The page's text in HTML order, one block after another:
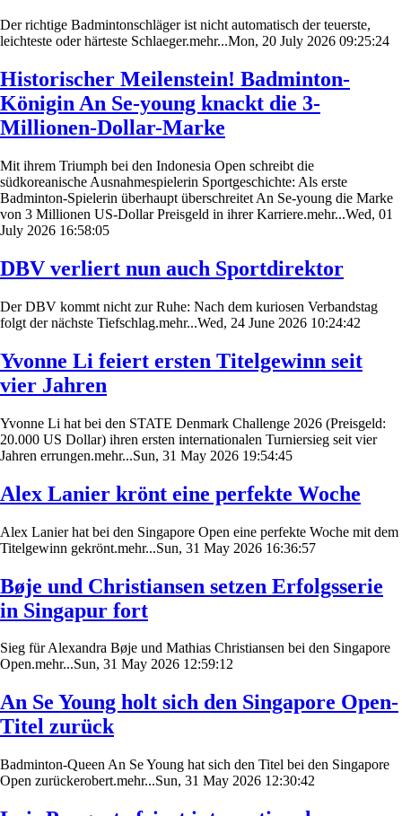
Der richtige Badmintonschläger ist nicht automatisch der teuerste,
leichteste oder härteste Schlaeger.mehr...Mon, 20 July 2026 09:25:24
Historischer Meilenstein! Badminton-
Königin An Se-young knackt die 3-
Millionen-Dollar-Marke
Mit ihrem Triumph bei den Indonesia Open schreibt die
südkoreanische Ausnahmespielerin Sportgeschichte: Als erste
Badminton-Spielerin überhaupt überschreitet An Se-young die Marke
von 3 Millionen US-Dollar Preisgeld in ihrer Karriere.mehr...Wed, 01
July 2026 16:58:05
DBV verliert nun auch Sportdirektor
Der DBV kommt nicht zur Ruhe: Nach dem kuriosen Verbandstag
folgt der nächste Tiefschlag.mehr...Wed, 24 June 2026 10:24:42
Yvonne Li feiert ersten Titelgewinn seit
vier Jahren
Yvonne Li hat bei den STATE Denmark Challenge 2026 (Preisgeld:
20.000 US Dollar) ihren ersten internationalen Turniersieg seit vier
Jahren errungen.mehr...Sun, 31 May 2026 19:54:45
Alex Lanier krönt eine perfekte Woche
Alex Lanier hat bei den Singapore Open eine perfekte Woche mit dem
Titelgewinn gekrönt.mehr...Sun, 31 May 2026 16:36:57
Bøje und Christiansen setzen Erfolgsserie
in Singapur fort
Sieg für Alexandra Bøje und Mathias Christiansen bei den Singapore
Open.mehr...Sun, 31 May 2026 12:59:12
An Se Young holt sich den Singapore Open-
Titel zurück
Badminton-Queen An Se Young hat sich den Titel bei den Singapore
Open zurückerobert.mehr...Sun, 31 May 2026 12:30:42